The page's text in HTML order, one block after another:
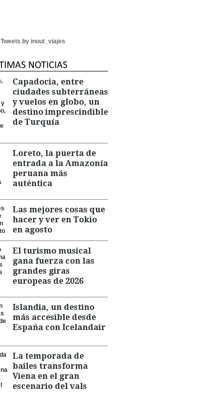
Tweets by inout_viajes
Capadocia, entre
ciudades subterráneas
y vuelos en globo, un
destino imprescindible
de Turquía
Loreto, la puerta de
entrada a la Amazonía
peruana más
auténtica
Las mejores cosas que
hacer y ver en Tokio
en agosto
El turismo musical
gana fuerza con las
grandes giras
europeas de 2026
Islandia, un destino
más accesible desde
España con Icelandair
La temporada de
bailes transforma
Viena en el gran
escenario del vals